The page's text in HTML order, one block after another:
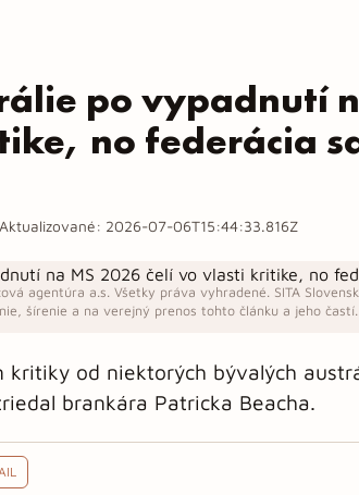
po vypadnutí
no federácia
Aktualizované: 2026-07-06T15:44:33.816Z
agentúra a.s. Všetky práva vyhradené. SITA
šírenie a na verejný prenos tohto článku a jeho častí.
kritiky od niektorých bývalých
brankára Patricka Beacha.